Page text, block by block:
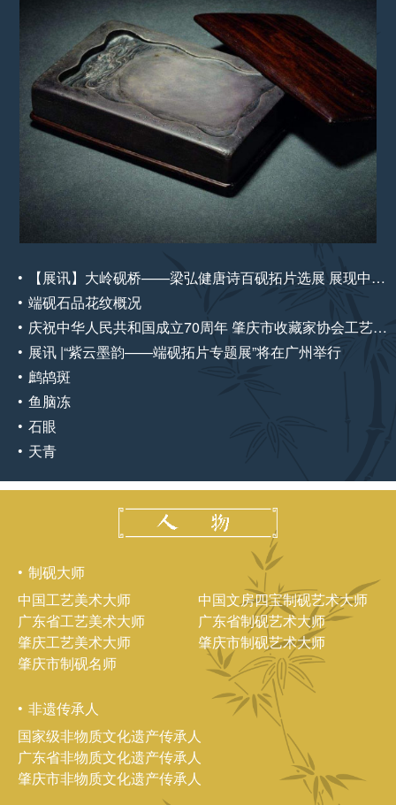
【展讯】大岭砚桥——梁弘健唐诗百砚拓片选展 展现中国传统文化的独特魅力
端砚石品花纹概况
庆祝中华人民共和国成立70周年 肇庆市收藏家协会工艺美术藏品展
展讯 |“紫云墨韵——端砚拓片专题展”将在广州举行
鹧鸪斑
鱼脑冻
石眼
天青
制砚大师
中国工艺美术大师
中国文房四宝制砚艺术大师
广东省工艺美术大师
广东省制砚艺术大师
肇庆工艺美术大师
肇庆市制砚艺术大师
肇庆市制砚名师
非遗传承人
国家级非物质文化遗产传承人
广东省非物质文化遗产传承人
肇庆市非物质文化遗产传承人